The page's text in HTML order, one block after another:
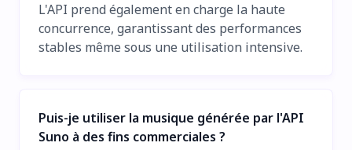
L'API prend également en charge la haute
concurrence, garantissant des performances
stables même sous une utilisation intensive.
Puis-je utiliser la musique générée par l'API
Suno à des fins commerciales ?